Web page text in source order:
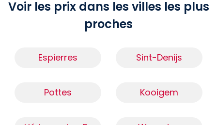
Voir les prix dans les villes les plus
proches
Espierres Sint-Denijs
Pottes Kooigem